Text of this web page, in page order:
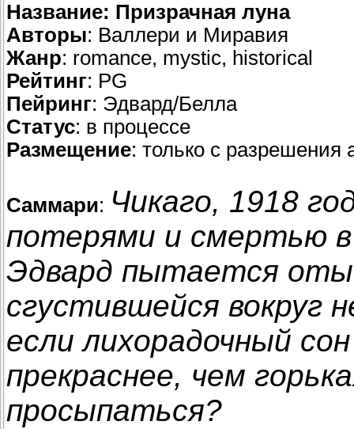
Название: Призрачная луна
Авторы: Валлери и Миравия
Жанр: romance, mystic, historical
Рейтинг: PG
Пейринг: Эдвард/Белла
Статус: в процессе
Размещение: только с разрешения
Саммари: Чикаго, 1918
потерями и смертью
Эдвард пытается
сгустившейся вокруг
если лихорадочный
прекраснее, чем
просыпаться?